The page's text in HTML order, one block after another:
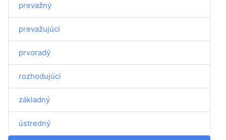
prevažný
prevažujúci
prvoradý
rozhodujúci
základný
ústredný